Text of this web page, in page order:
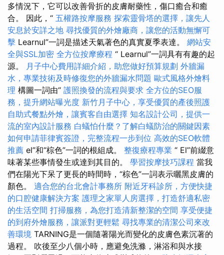
多情況下，它可以改善骨折的皮膚耐藥性，傷口癒合和癒
合。 因此，“ 五權路按摩服務 探索靈骨塔的選擇，讓先人
安息於安詳之地 尋找優質的外燴廠商，讓您的活動無懈可
擊 Learnul”一詞是描述天氣著色的真實夏季表達。 網站安
全與SSL加密 全方位按摩療程 “ Learnul”一詞具有有趣的起
源。
月子中心費用詳細介紹，助您做好預算規劃 外牆漏
水，專業技術及時修復您的外牆漏水問題 歐式風格外燴料
理 構圖一詞由“ 護照換發的流程與要求 全方位的SEO服
務，提升網站曝光度 新竹月子中心，享受優質的產後照護
自助式餐點外燴，讓賓客自由選擇 知名設計公司，提供一
流的室內設計服務 白蟻怕什麼？了解白蟻防治的關鍵因素
如何申請菲律賓簽證，完整流程一步到位 高效的SEO軟體
推薦 el”和“棕色”一詞的根組成。 整復療程專業 “ El”前綴意
味著某些事情發生或達到其目的。 學習按摩技巧課程 當我
們在陽光下呆了更長的時間時，“棕色”一詞表示曬黑皮膚的
顏色。 適合您的台北會計事務所 附近牙科診所，方便快捷
的口腔健康解決方案 護理之家單人房選擇，打造舒適私密
的生活空間 打掃服務，為您打造清新整潔的空間 享受便捷
的到府外燴服務，讓派對更輕鬆 尋找專業的清潔公司來改
善環境 TARNING是一個隨著陽光而變化的皮膚色素沉著的
過程。 吹後至少八個小時，應避免洗滌，淋浴和與水接